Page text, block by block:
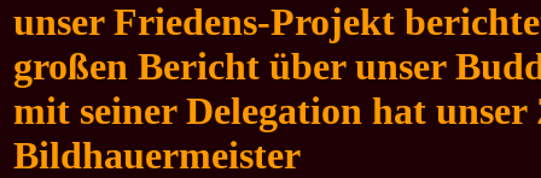
unser Friedens-Projekt
großen Bericht über unser
mit seiner Delegation hat
Bildhauermeister